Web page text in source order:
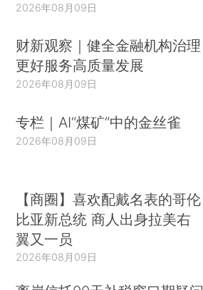
2026年08月09日
财新观察｜健全金融机构治理
更好服务高质量发展
2026年08月09日
专栏｜AI“煤矿”中的金丝雀
2026年08月09日
【商圈】喜欢配戴名表的哥伦
比亚新总统 商人出身拉美右
翼又一员
2026年08月09日